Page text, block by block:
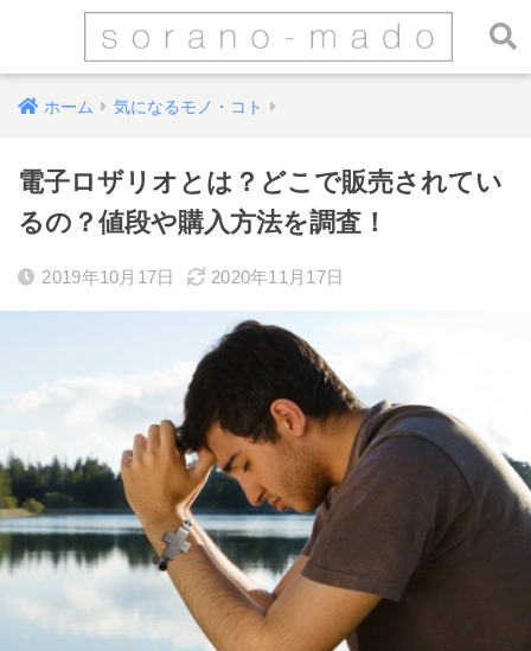
ホーム 気になるモノ・コト
電子ロザリオとは？どこで販売されてい
るの？値段や購入方法を調査！
2019年10月17日 2020年11月17日